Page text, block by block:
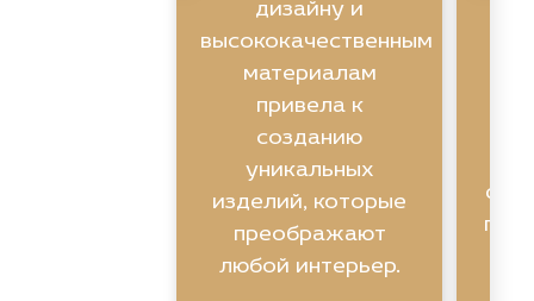
дизайну и
высококачественным
материалам
привела к
созданию
уникальных
изделий, которые
преображают
любой интерьер.